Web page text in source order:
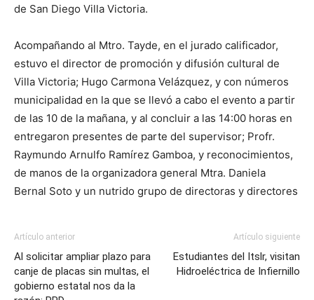
de San Diego Villa Victoria.
Acompañando al Mtro. Tayde, en el jurado calificador,
estuvo el director de promoción y difusión cultural de
Villa Victoria; Hugo Carmona Velázquez, y con números
municipalidad en la que se llevó a cabo el evento a partir
de las 10 de la mañana, y al concluir a las 14:00 horas en
entregaron presentes de parte del supervisor; Profr.
Raymundo Arnulfo Ramírez Gamboa, y reconocimientos,
de manos de la organizadora general Mtra. Daniela
Bernal Soto y un nutrido grupo de directoras y directores
Artículo anterior
Al solicitar ampliar plazo para
canje de placas sin multas, el
gobierno estatal nos da la
Artículo siguiente
Estudiantes del Itslr, visitan
Hidroeléctrica de Infiernillo